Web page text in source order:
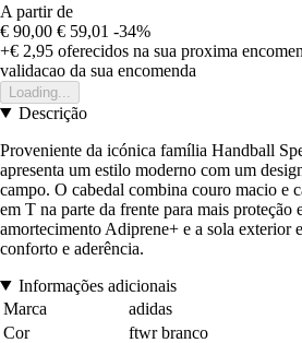
A partir de
€ 90,00 € 59,01 -34%
+€ 2,95 oferecidos na sua proxima
validacao da sua encomenda
Loading...
Descrição
Proveniente da icónica família Handball
apresenta um estilo moderno com um
campo. O cabedal combina couro macio e
em T na parte da frente para mais proteção
amortecimento Adiprene+ e a sola exterior
conforto e aderência.
Informações adicionais
Marca
adidas
Cor
ftwr branco